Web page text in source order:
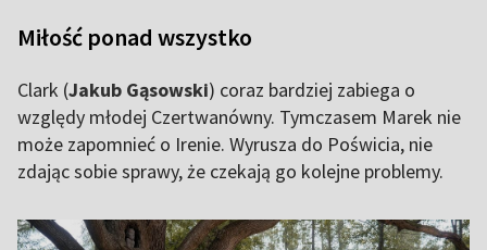
Miłość ponad wszystko
Clark (Jakub Gąsowski) coraz bardziej zabiega o
względy młodej Czertwanówny. Tymczasem Marek nie
może zapomnieć o Irenie. Wyrusza do Poświcia, nie
zdając sobie sprawy, że czekają go kolejne problemy.